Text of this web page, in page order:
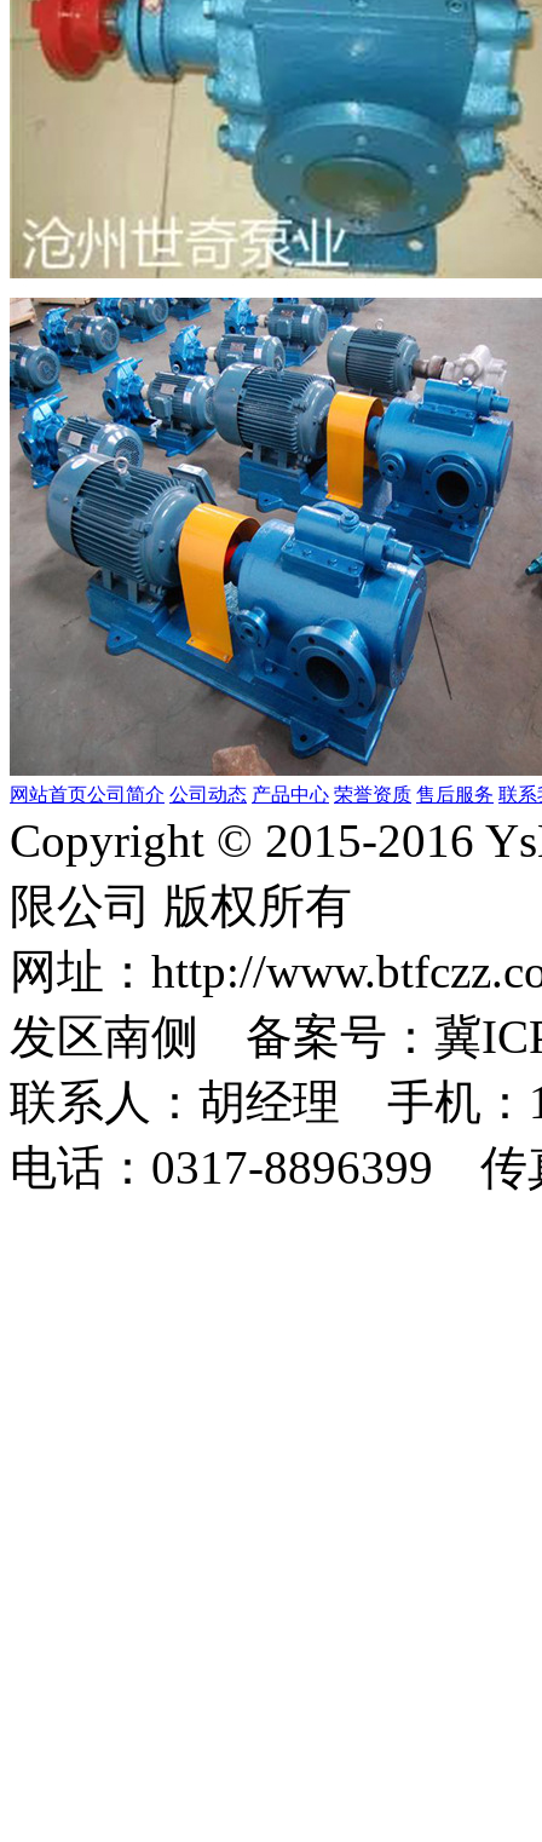
网站首页公司简介 公司动态 产品中心 荣誉资质 售后服务 联系
Copyright © 2015-2016
限公司 版权所有
网址：http://
发区南侧 备案号：冀
联系人：胡经理 手机
电话：0317-8896399